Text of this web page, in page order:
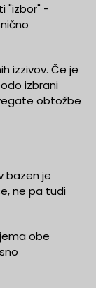
"izbor" -
izzivov. Če je
izbrani
obtožbe
bazen je
ne pa tudi
obe